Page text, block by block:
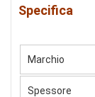
Specifica
Marchio
Spessore